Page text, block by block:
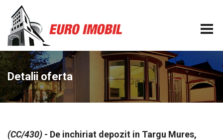
Detalii oferta
(CC/430) - De inchiriat depozit in Targu Mures,